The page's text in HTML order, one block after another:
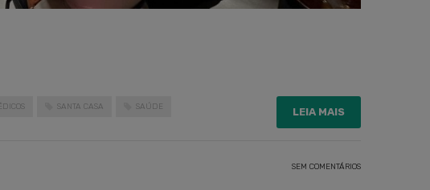
SANTA CASA SAÚDE LEIA MAIS
SEM COMENTÁRIOS